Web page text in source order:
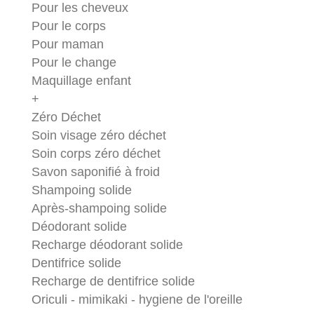
Pour les cheveux
Pour le corps
Pour maman
Pour le change
Maquillage enfant
+
Zéro Déchet
Soin visage zéro déchet
Soin corps zéro déchet
Savon saponifié à froid
Shampoing solide
Après-shampoing solide
Déodorant solide
Recharge déodorant solide
Dentifrice solide
Recharge de dentifrice solide
Oriculi - mimikaki - hygiene de l'oreille